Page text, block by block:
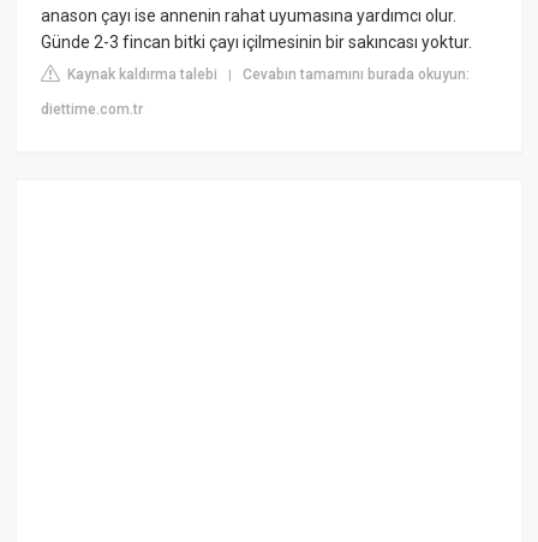
anason çayı ise annenin rahat uyumasına yardımcı olur.
Günde 2-3 fincan bitki çayı içilmesinin bir sakıncası yoktur.
Kaynak kaldırma talebi |Cevabın tamamını burada okuyun:
diettime.com.tr